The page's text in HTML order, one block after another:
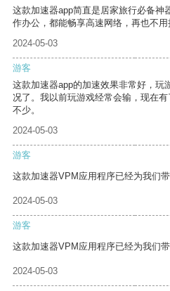
这款加速器app简直是居家旅行必备神
作办公，都能畅享高速网络，再也不用
2024-05-03
游客
这款加速器app的加速效果非常好，玩
况了。我以前玩游戏经常会输，现在
不少。
2024-05-03
游客
这款加速器VPM应用程序已经为我们
2024-05-03
游客
这款加速器VPM应用程序已经为我们
2024-05-03